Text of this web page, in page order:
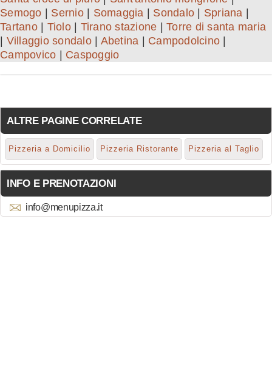
Semogo
Sernio| Somaggia Sondalo Spriana
Tartano| Tiolo| Tirano stazione
Torre di santa maria
Villaggio sondalo| Abetina Campodolcino
Campovico
Caspoggio
ALTRE PAGINE CORRELATE
Pizzeria a Domicilio Pizzeria Ristorante Pizzeria al Taglio
INFO E PRENOTAZIONI
info@menupizza.it